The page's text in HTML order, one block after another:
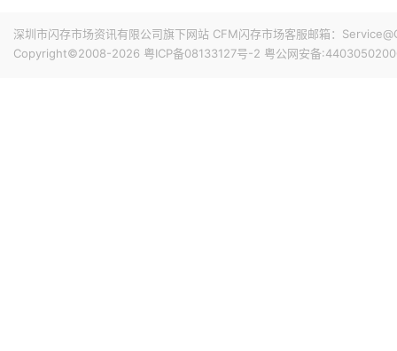
深圳市闪存市场资讯有限公司旗下网站 CFM闪存市场客服邮箱：
Copyright©2008-2026 粤ICP备08133127号-2 粤公网安备